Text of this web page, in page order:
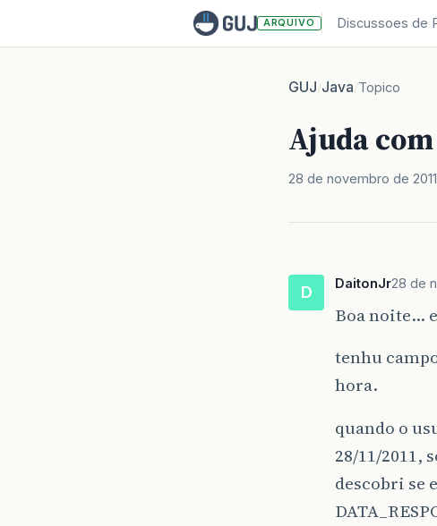
ARQUIVO Discussoes de
GUJ/Java/Topico
Ajuda
28 de novembro de 2011
D DaitonJr28 de
Boa noite…
tenhu
hora.
quando o
28/11/2011,
descobri se